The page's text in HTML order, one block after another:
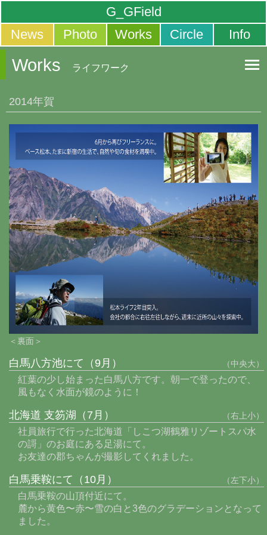
G_GField
News
Photo Works Circle Info
Works ライフワーク
2014年賀
＜裏面＞
白馬八方池にて（9月） （中央大）
紅葉の少し始まった白馬八方です。朝一で登ったので、
風もなく水面が鏡のように！
北海道 支笏湖（7月） （右上小）
社員旅行で行った北海道「しこつ湖鶴雅リゾートスパ水
の謌」のお庭にある足湯にて。
お友達の郡ちゃんが撮影してくれました。
白馬乗鞍にて（10月） （左下小）
白馬乗鞍の山頂付近にて。
麓から黄色〜赤〜雪の白と3色のグラデーションとなって
ました。